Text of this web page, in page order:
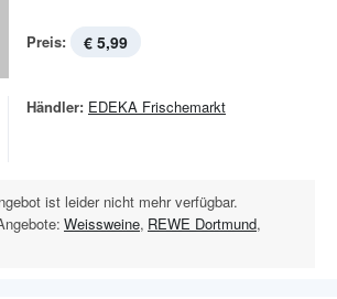
Preis: € 5,99
Händler: EDEKA Frischemarkt
ist leider nicht mehr verfügbar.
Weissweine, REWE Dortmund,